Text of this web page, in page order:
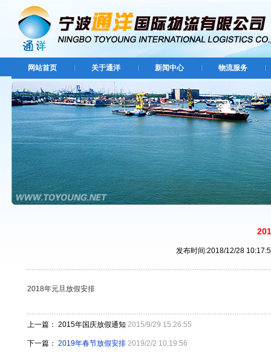
网站首页 关于通洋 新闻中心 物流服务
发布时间:2018/12/28
2018年元旦放假安排
上一篇： 2015年国庆放假通知 2015/9/29 15:26:55
下一篇： 2019年春节放假安排 2019/2/2 10:19:56